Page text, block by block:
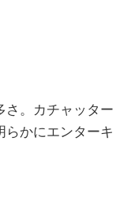
さ。カチャッター
らかにエンターキ